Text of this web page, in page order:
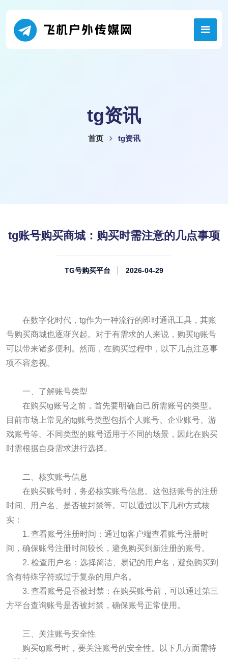
tg资讯
首页 tg资讯
tg账号购买商城：购买时需注意的几点事项
TG号购买平台 2026-04-29
在数字化时代，tg作为一种流行的即时通讯工具，其账
号购买商城也逐渐兴起。对于有需求的人来说，购买tg账号
可以带来诸多便利。然而，在购买过程中，以下几点注意事
项不容忽视。
一、了解账号类型
在购买tg账号之前，首先要明确自己所需账号的类型。
目前市场上常见的tg账号类型包括个人账号、企业账号、游
戏账号等。不同类型的账号适用于不同的场景，因此在购买
时需根据自身需求进行选择。
二、核实账号信息
在购买账号时，务必核实账号信息。这包括账号的注册
时间、用户名、是否被封禁等。可以通过以下几种方式核
实：
1. 查看账号注册时间：通过tg客户端查看账号注册时
间，确保账号注册时间较长，避免购买到新注册的账号。
2. 检查用户名：选择简洁、易记的用户名，避免购买到
含有特殊字符或过于复杂的用户名。
3. 查看账号是否被封禁：在购买账号前，可以通过第三
方平台查询账号是否被封禁，确保账号正常使用。
三、关注账号安全性
购买tg账号时，要关注账号的安全性。以下几方面需特